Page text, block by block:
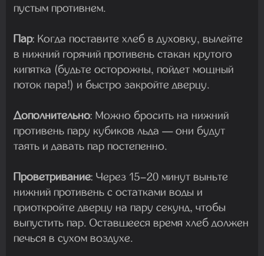
пустым противнем.
Пар: Когда поставите хлеб в духовку, вылейте
в нижний горячий противень стакан крутого
кипятка (будьте осторожны, пойдет мощный
поток пара!) и быстро закройте дверцу.
Дополнительно: Можно бросить на нижний
противень пару кубиков льда — они будут
таять и давать пар постепенно.
Проветривание: Через 15–20 минут выньте
нижний противень с остатками воды и
приоткройте дверцу на пару секунд, чтобы
выпустить пар. Оставшееся время хлеб должен
печься в сухом воздухе.